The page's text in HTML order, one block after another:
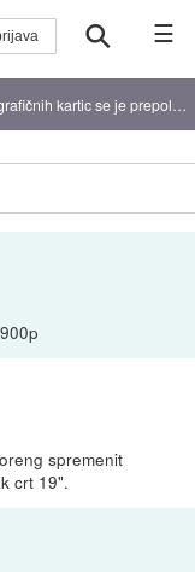
☰
kartic se je prepolovil
spremenit
crt 19".